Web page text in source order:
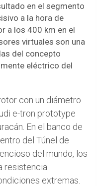
en el segmento
a la hora de
a los 400 km en el
virtuales son una
del concepto
eléctrico del
con un diámetro
e-tron prototype
En el banco de
del Túnel de
del mundo, los
resistencia
extremas.